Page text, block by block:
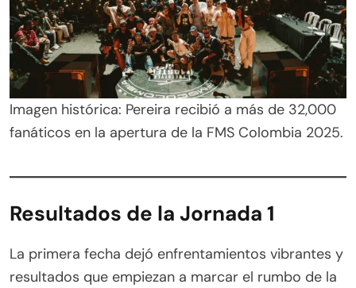
Imagen histórica: Pereira recibió a más de 32,000
fanáticos en la apertura de la FMS Colombia 2025.
Resultados de la Jornada 1
La primera fecha dejó enfrentamientos vibrantes y
resultados que empiezan a marcar el rumbo de la